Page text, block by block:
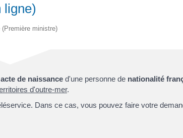
ligne)
ministre)
acte de naissance d'une personne de nationalité
d'outre-mer.
Dans ce cas, vous pouvez faire votre